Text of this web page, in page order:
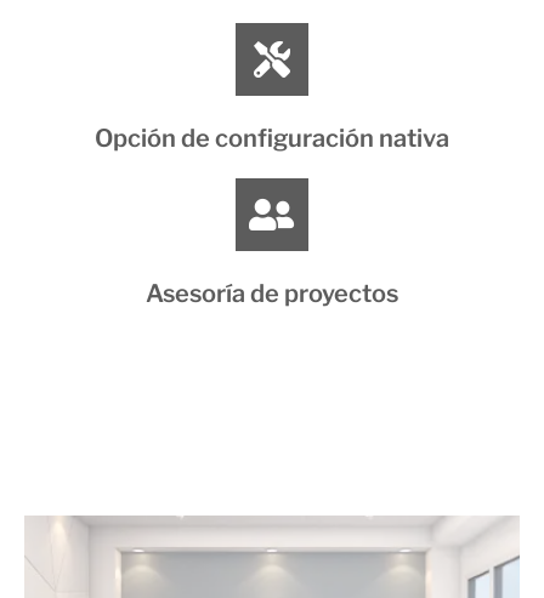
Opción de configuración nativa
Asesoría de proyectos